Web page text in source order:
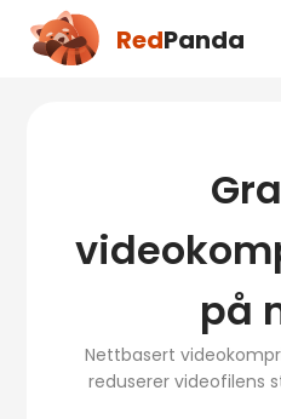
RedPanda
på
Nettbasert
reduserer videofilens